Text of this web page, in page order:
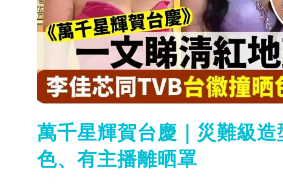
萬千星輝賀台慶｜災難級
色、有主播離晒罩